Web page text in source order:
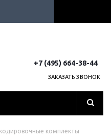
+7 (495) 664-38-44
ЗАКАЗАТЬ ЗВОНОК
комплекты